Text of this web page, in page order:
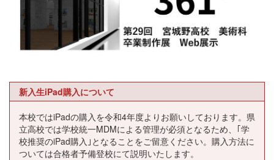
新入生iPad購入について
本校ではiPadの購入を令和4年度よりお願いしております。県
立高校では学校統一MDMによる管理が必須となるため、｢学
校推奨のiPad購入｣となることをご留意ください。購入方法に
ついては合格者予備登校にて説明いたします。